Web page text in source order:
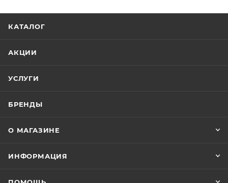
КАТАЛОГ
АКЦИИ
УСЛУГИ
БРЕНДЫ
О МАГАЗИНЕ
ИНФОРМАЦИЯ